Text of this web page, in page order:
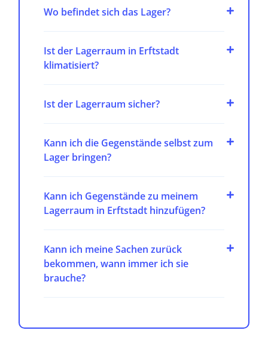
Wo befindet sich das Lager?
Ist der Lagerraum in Erftstadt
klimatisiert?
Ist der Lagerraum sicher?
Kann ich die Gegenstände selbst zum
Lager bringen?
Kann ich Gegenstände zu meinem
Lagerraum in Erftstadt hinzufügen?
Kann ich meine Sachen zurück
bekommen, wann immer ich sie
brauche?